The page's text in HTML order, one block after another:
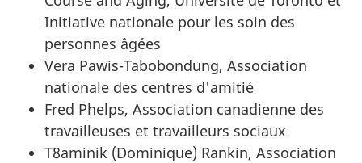
Initiative nationale pour les soin des
personnes âgées
Vera Pawis-Tabobondung, Association
nationale des centres d'amitié
Fred Phelps, Association canadienne des
travailleuses et travailleurs sociaux
T8aminik (Dominique) Rankin, Association